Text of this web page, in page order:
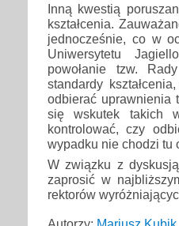
Inną kwestią
kształcenia.
jednocześnie, co w
Uniwersytetu
powołanie tzw.
standardy
odbierać uprawnienia
się wskutek takich
kontrolować, czy
wypadku nie chodzi tu
W związku z
zaprosić w
rektorów